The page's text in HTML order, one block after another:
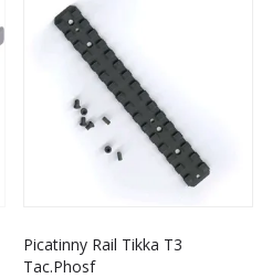
Picatinny Rail Tikka T3
Tac.Phosf